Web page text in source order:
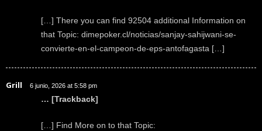
[…] There you can find 92504 additional Information on
that Topic: dimepoker.cl/noticias/sanjay-sahijwani-se-
convierte-en-el-campeon-de-eps-antofagasta […]
Grill 6 junio, 2026 at 5:58 pm
… [Trackback]
[…] Find More on to that Topic: